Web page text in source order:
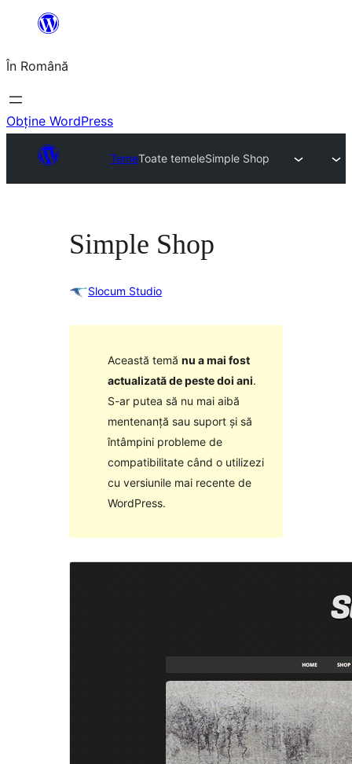
conținut
În Română
Obține WordPress
TemeToate temeleSimple Shop
Simple Shop
Slocum Studio
Această temă nu a mai fost
actualizată de peste doi ani.
S-ar putea să nu mai aibă
mentenanță sau suport și să
întâmpini probleme de
compatibilitate când o utilizezi
cu versiunile mai recente de
WordPress.